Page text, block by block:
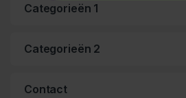
Categorieën 1
Categorieën 2
Contact